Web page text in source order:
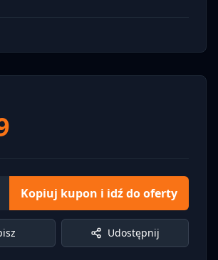
Kopiuj kupon i idź do oferty
Udostępnij